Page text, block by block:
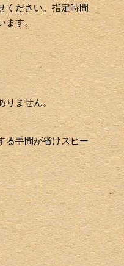
ください。指定時間
す。
ません。
る手間が省けスピー